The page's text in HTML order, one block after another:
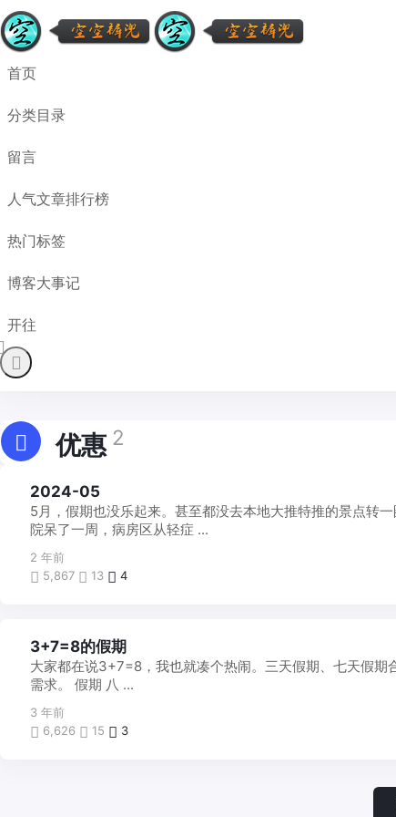
首页
分类目录
留言
人气文章排行榜
热门标签
博客大事记
开往
优惠 2
帖
2024-05
5月，假期也没乐起来。甚至都没去本地大推特推的景点转
院呆了一周，病房区从轻症 ...
2 年前
5,867
13 4
3+7=8的假期
大家都在说3+7=8，我也就凑个热闹。三天假期、七天假
需求。 假期 八 ...
3 年前
6,626
15 3